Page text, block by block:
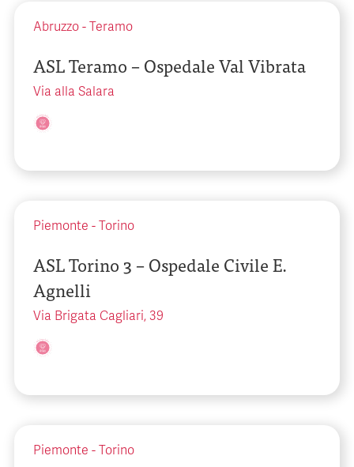
Abruzzo - Teramo
ASL Teramo – Ospedale Val Vibrata
Via alla Salara
Piemonte - Torino
ASL Torino 3 – Ospedale Civile E.
Agnelli
Via Brigata Cagliari, 39
Piemonte - Torino